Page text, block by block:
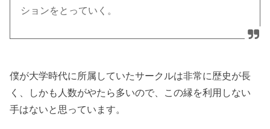
ションをとっていく。
僕が大学時代に所属していたサークルは非常に歴史が長
く、しかも人数がやたら多いので、この縁を利用しない
手はないと思っています。